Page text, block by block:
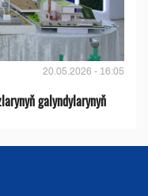
20.05.2026 - 16:05
galyndylarynyň